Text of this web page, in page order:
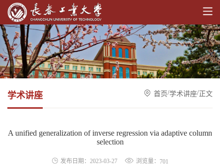
学术讲座 首页/学术讲座/正文
A unified generalization of inverse regression via adaptive column
selection
发布日期：2023-03-27 浏览量： 701